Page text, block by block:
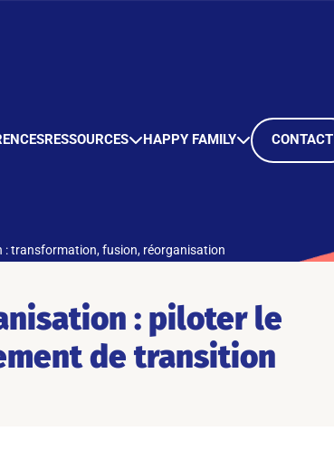
RESSOURCES HAPPY FAMILY CONTACT
: transformation, fusion, réorganisation
: piloter le
de transition